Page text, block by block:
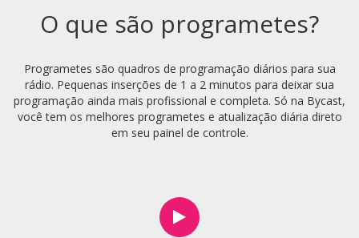
O que são programetes?
Programetes são quadros de programação diários para sua
rádio. Pequenas inserções de 1 a 2 minutos para deixar sua
programação ainda mais profissional e completa. Só na Bycast,
você tem os melhores programetes e atualização diária direto
em seu painel de controle.